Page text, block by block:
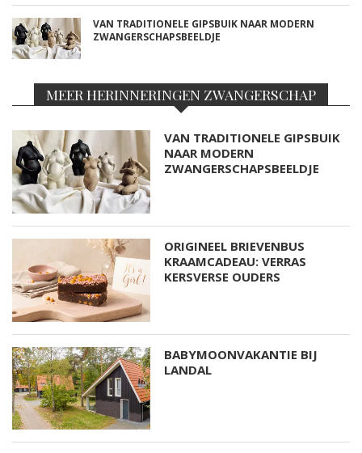
VAN TRADITIONELE GIPSBUIK NAAR MODERN
ZWANGERSCHAPSBEELDJE
MEER HERINNERINGEN ZWANGERSCHAP
VAN TRADITIONELE GIPSBUIK
NAAR MODERN
ZWANGERSCHAPSBEELDJE
ORIGINEEL BRIEVENBUS
KRAAMCADEAU: VERRAS
KERSVERSE OUDERS
BABYMOONVAKANTIE BIJ
LANDAL